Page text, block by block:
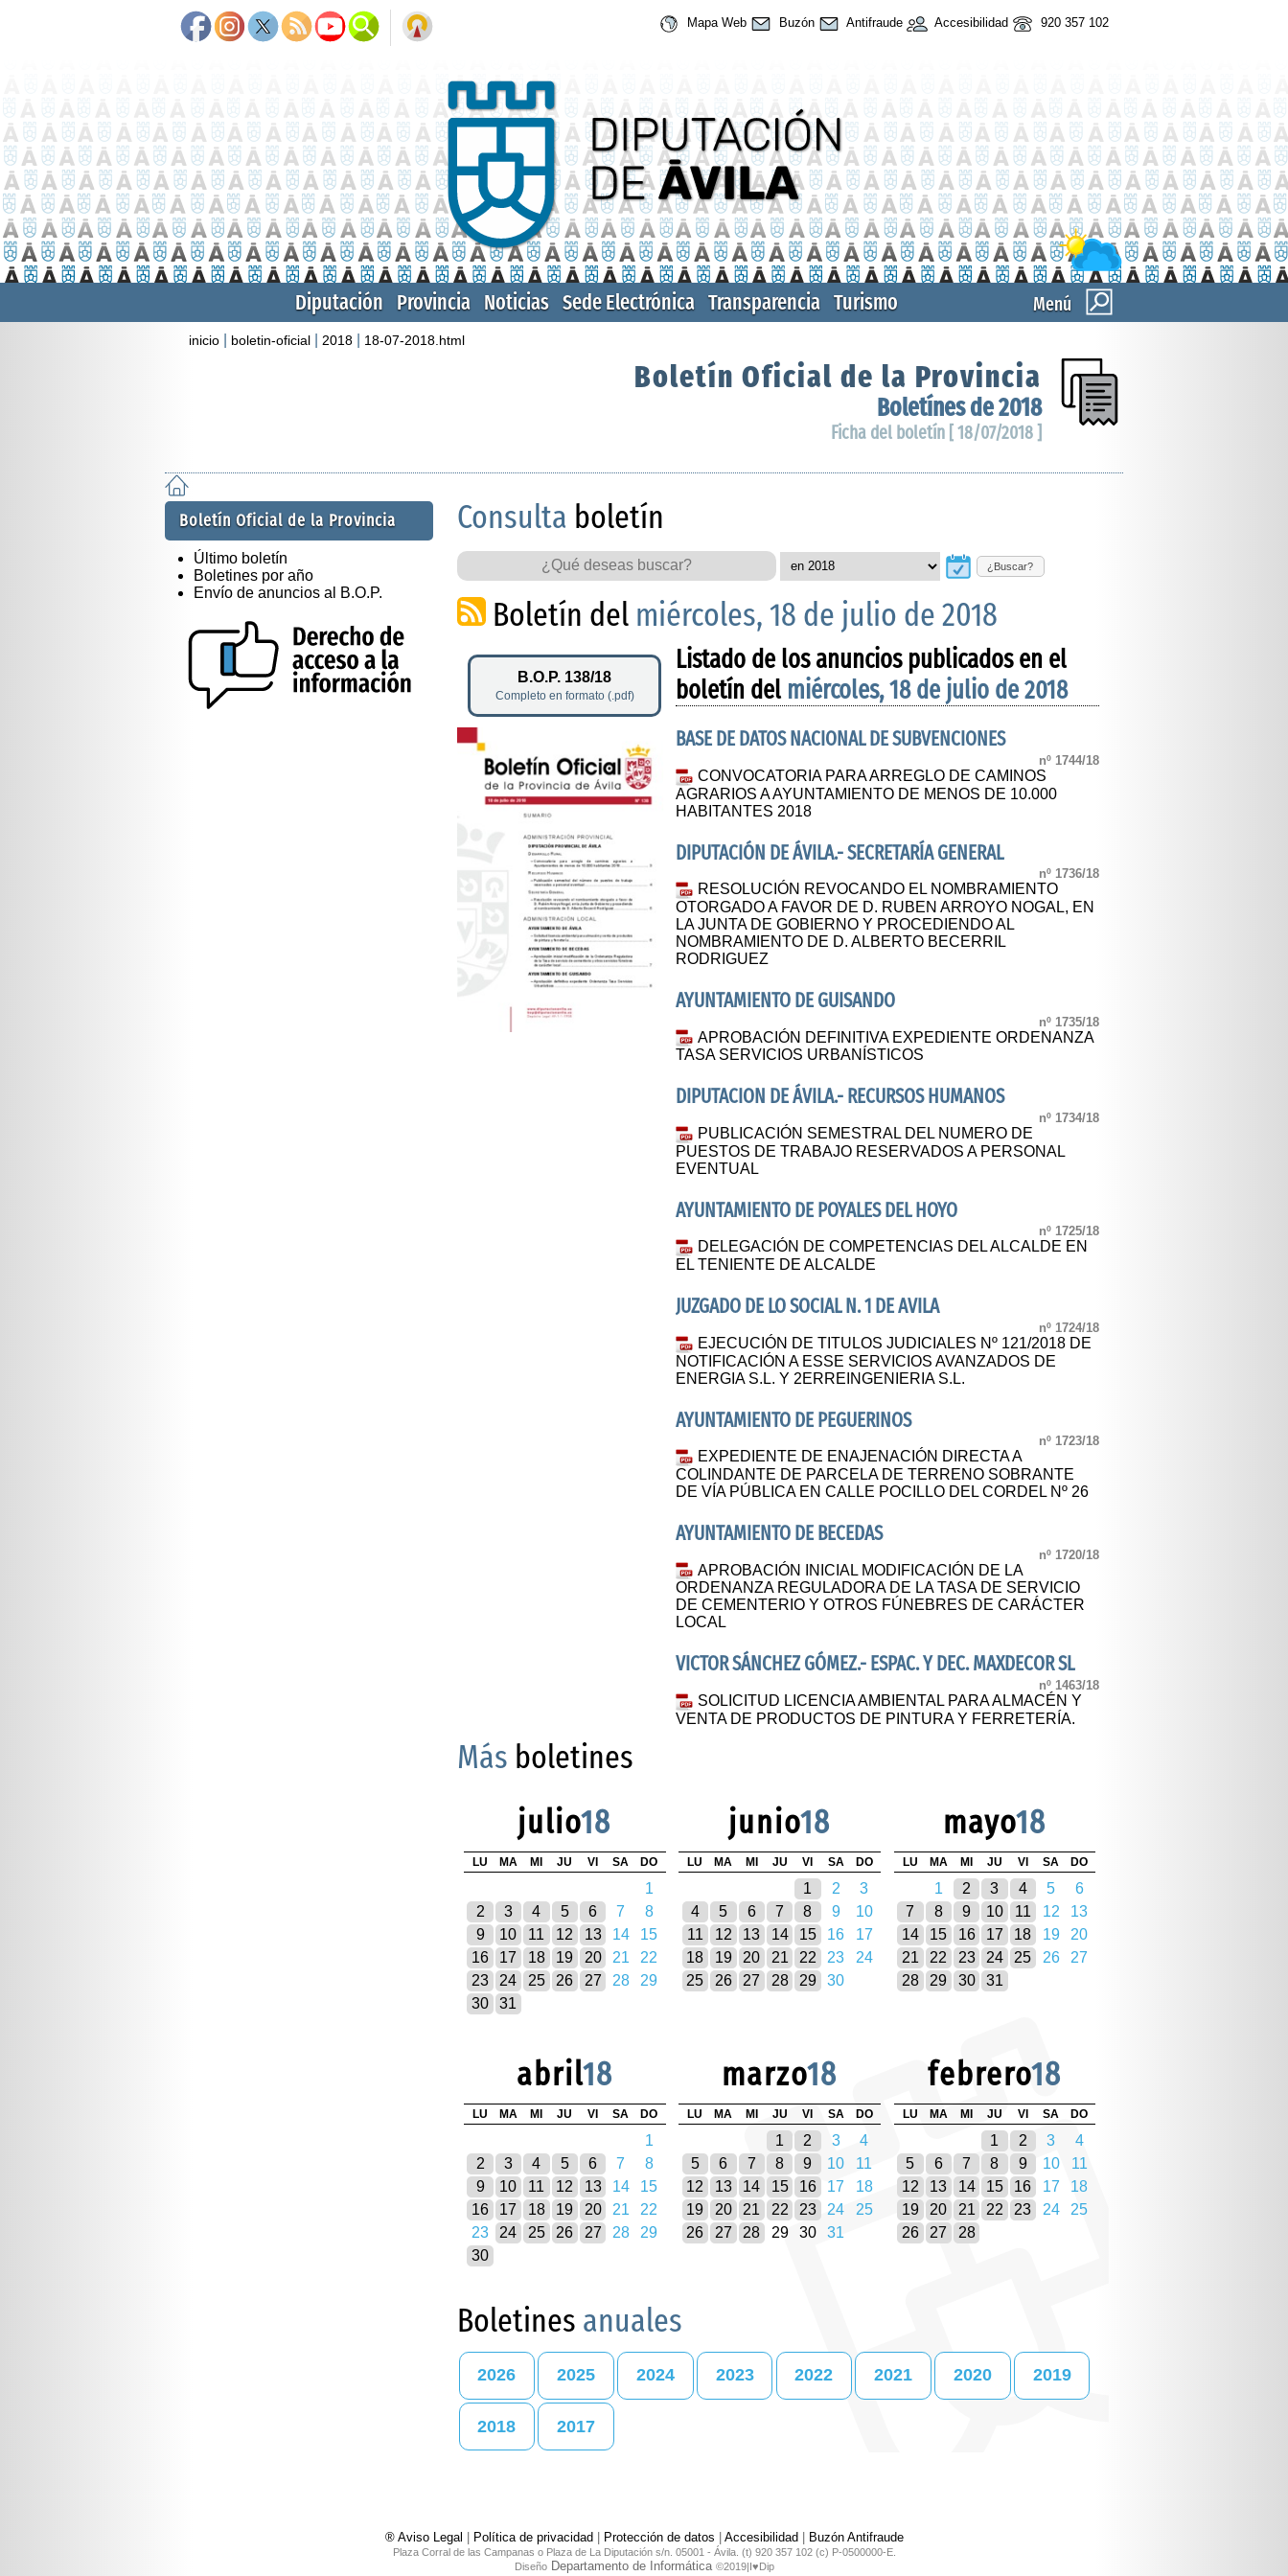
Mapa Web Buzón Antifraude Accesibilidad 920 357 102
Menú
Diputación Provincia Noticias Sede Electrónica Transparencia Turismo
inicio boletin-oficial 2018 18-07-2018.html
Boletín Oficial de la Provincia
Boletínes de 2018
Ficha del boletín [ 18/07/2018 ]
Boletín Oficial de la Provincia
Último boletín
Boletines por año
Envío de anuncios al B.O.P.
Consulta boletín
¿Buscar?
Boletín del miércoles, 18 de julio de 2018
B.O.P. 138/18
Completo en formato (.pdf)
Listado de los anuncios publicados en el
boletín del miércoles, 18 de julio de 2018
BASE DE DATOS NACIONAL DE SUBVENCIONES
nº 1744/18
CONVOCATORIA PARA ARREGLO DE CAMINOS
AGRARIOS A AYUNTAMIENTO DE MENOS DE 10.000
HABITANTES 2018
DIPUTACIÓN DE ÁVILA.- SECRETARÍA GENERAL
nº 1736/18
RESOLUCIÓN REVOCANDO EL NOMBRAMIENTO
OTORGADO A FAVOR DE D. RUBEN ARROYO NOGAL, EN
LA JUNTA DE GOBIERNO Y PROCEDIENDO AL
NOMBRAMIENTO DE D. ALBERTO BECERRIL
RODRIGUEZ
AYUNTAMIENTO DE GUISANDO
nº 1735/18
APROBACIÓN DEFINITIVA EXPEDIENTE ORDENANZA
TASA SERVICIOS URBANÍSTICOS
DIPUTACION DE ÁVILA.- RECURSOS HUMANOS
nº 1734/18
PUBLICACIÓN SEMESTRAL DEL NUMERO DE
PUESTOS DE TRABAJO RESERVADOS A PERSONAL
EVENTUAL
AYUNTAMIENTO DE POYALES DEL HOYO
nº 1725/18
DELEGACIÓN DE COMPETENCIAS DEL ALCALDE EN
EL TENIENTE DE ALCALDE
JUZGADO DE LO SOCIAL N. 1 DE AVILA
nº 1724/18
EJECUCIÓN DE TITULOS JUDICIALES Nº 121/2018 DE
NOTIFICACIÓN A ESSE SERVICIOS AVANZADOS DE
ENERGIA S.L. Y 2ERREINGENIERIA S.L.
AYUNTAMIENTO DE PEGUERINOS
nº 1723/18
EXPEDIENTE DE ENAJENACIÓN DIRECTA A
COLINDANTE DE PARCELA DE TERRENO SOBRANTE
DE VÍA PÚBLICA EN CALLE POCILLO DEL CORDEL Nº 26
AYUNTAMIENTO DE BECEDAS
nº 1720/18
APROBACIÓN INICIAL MODIFICACIÓN DE LA
ORDENANZA REGULADORA DE LA TASA DE SERVICIO
DE CEMENTERIO Y OTROS FÚNEBRES DE CARÁCTER
LOCAL
VICTOR SÁNCHEZ GÓMEZ.- ESPAC. Y DEC. MAXDECOR SL
nº 1463/18
SOLICITUD LICENCIA AMBIENTAL PARA ALMACÉN Y
VENTA DE PRODUCTOS DE PINTURA Y FERRETERÍA.
Más boletines
julio18
LU MA MI JU VI SA DO
1
2
3 4 5 6 7
8
9
10 11 12 13 14
15
16
17 18 19 20 21
22
23
24 25 26 27 28
29
30
31
junio18
LU MA MI JU VI SA DO
1 2
3
4
5 6 7 8 9
10
11
12 13 14 15 16
17
18
19 20 21 22 23
24
25
26 27 28 29 30
mayo18
LU MA MI JU VI SA DO
1 2 3 4 5
6
7
8 9 10 11 12
13
14
15 16 17 18 19
20
21
22 23 24 25 26
27
28
29 30 31
abril18
LU MA MI JU VI SA DO
1
2
3 4 5 6 7
8
9
10 11 12 13 14
15
16
17 18 19 20 21
22
23
24 25 26 27 28
29
30
marzo18
LU MA MI JU VI SA DO
1 2 3
4
5
6 7 8 9 10
11
12
13 14 15 16 17
18
19
20 21 22 23 24
25
26
27 28 29 30 31
febrero18
LU MA MI JU VI SA DO
1 2 3
4
5
6 7 8 9 10
11
12
13 14 15 16 17
18
19
20 21 22 23 24
25
26
27 28
Boletines anuales
2026 2025 2024 2023 2022 2021 2020 2019
2018 2017
® Aviso Legal | Política de privacidad| Protección de datos | Accesibilidad| Buzón Antifraude
Plaza Corral de las Campanas o Plaza de La Diputación s/n. 05001 - Ávila. (t) 920 357 102 (c) P-0500000-E.
DiseñoDepartamento de Informática ©2019|I♥Dip